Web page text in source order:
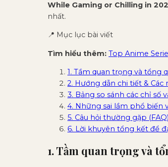
While Gaming or Chilling in
nhất.
📍 Mục lục bài viết
Tìm hiểu thêm: Top Anime
1. Tầm quan trọng và tổng
2. Hướng dẫn chi tiết & Các
3. Bảng so sánh các chỉ số
4. Những sai lầm phổ biến
5. Câu hỏi thường gặp
6. Lời khuyên tổng kết để
1. Tầm quan trọng và